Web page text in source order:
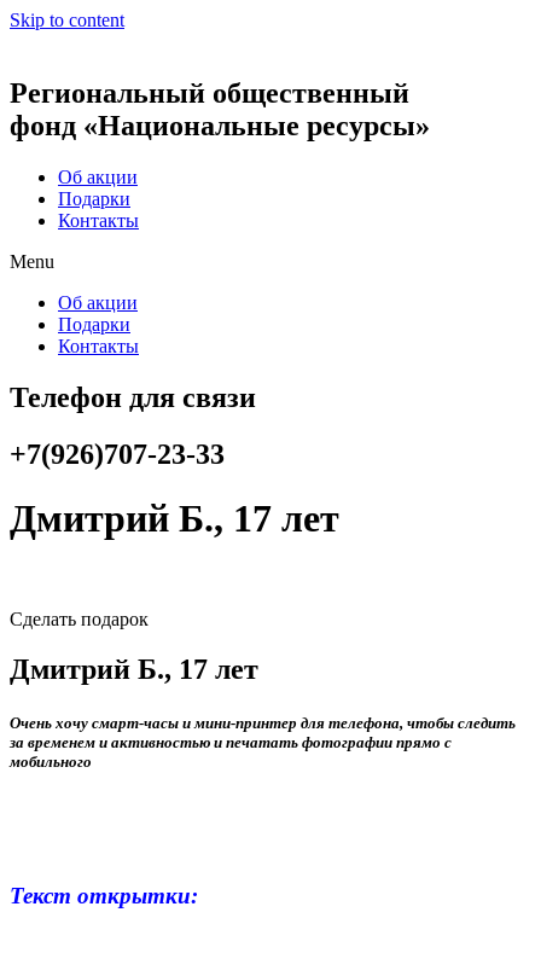
Skip to content
Региональный общественный
фонд «Национальные ресурсы»
Об акции
Подарки
Контакты
Menu
Об акции
Подарки
Контакты
Телефон для связи
+7(926)707-23-33
Дмитрий Б., 17 лет
Сделать подарок
Дмитрий Б., 17 лет
Очень хочу смарт‑часы и мини‑принтер для телефона, чтобы следить
за временем и активностью и печатать фотографии прямо с
мобильного
Текст открытки: